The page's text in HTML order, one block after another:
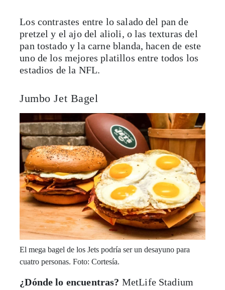
Los contrastes entre lo salado del pan de
pretzel y el ajo del alioli, o las texturas del
pan tostado y la carne blanda, hacen de este
uno de los mejores platillos entre todos los
estadios de la NFL.
Jumbo Jet Bagel
El mega bagel de los Jets podría ser un desayuno para
cuatro personas. Foto: Cortesía.
¿Dónde lo encuentras? MetLife Stadium